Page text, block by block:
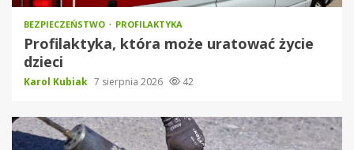
BEZPIECZEŃSTWO PROFILAKTYKA
Profilaktyka, która może uratować życie
dzieci
Karol Kubiak 7 sierpnia 2026 42